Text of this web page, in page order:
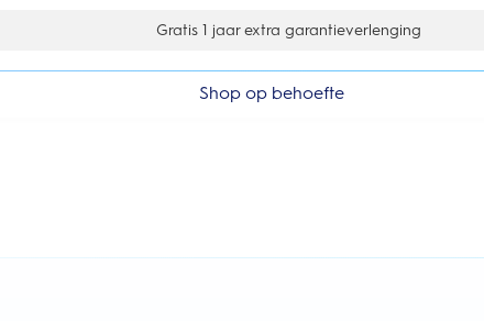
Gratis 1 jaar extra garantieverlenging
Shop op behoefte